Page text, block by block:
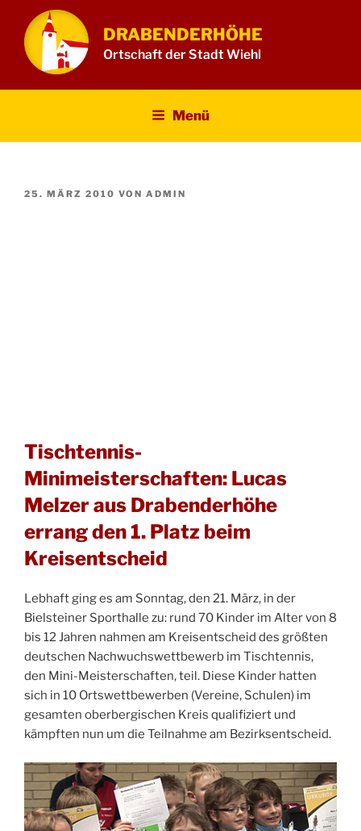
Inhalt
springen
DRABENDERHÖHE
Ortschaft der Stadt Wiehl
Menü
VERÖFFENTLICHT
25. MÄRZ 2010 VON ADMIN
Tischtennis-
Minimeisterschaften: Lucas
Melzer aus Drabenderhöhe
errang den 1. Platz beim
Kreisentscheid
Lebhaft ging es am Sonntag, den 21. März, in der
Bielsteiner Sporthalle zu: rund 70 Kinder im Alter von 8
bis 12 Jahren nahmen am Kreisentscheid des größten
deutschen Nachwuchswettbewerb im Tischtennis,
den Mini-Meisterschaften, teil. Diese Kinder hatten
sich in 10 Ortswettbewerben (Vereine, Schulen) im
gesamten oberbergischen Kreis qualifiziert und
kämpften nun um die Teilnahme am Bezirksentscheid.